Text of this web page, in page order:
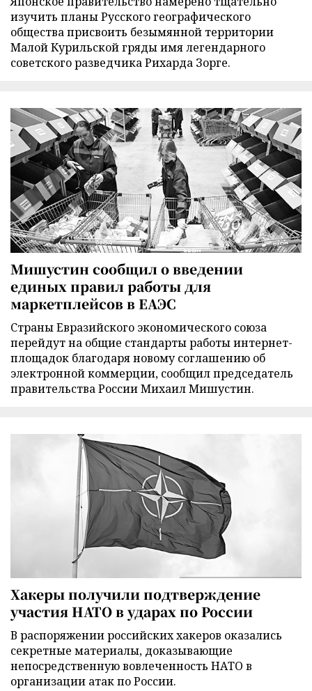
изучить планы Русского географического
общества присвоить безымянной территории
Малой Курильской гряды имя легендарного
советского разведчика Рихарда Зорге.
Мишустин сообщил о введении
единых правил работы для
маркетплейсов в ЕАЭС
Страны Евразийского экономического союза
перейдут на общие стандарты работы интернет-
площадок благодаря новому соглашению об
электронной коммерции, сообщил председатель
правительства России Михаил Мишустин.
Хакеры получили подтверждение
участия НАТО в ударах по России
В распоряжении российских хакеров оказались
секретные материалы, доказывающие
непосредственную вовлеченность НАТО в
организации атак по России.